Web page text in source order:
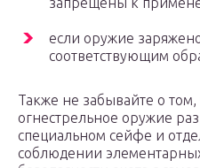
если оружие
соответствующим
Также не забывайте о том,
огнестрельное оружие
специальном сейфе и
соблюдении